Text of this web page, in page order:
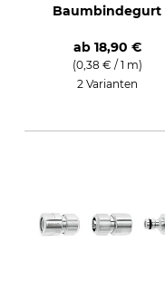
Baumbindegurt
ab 18,90 €
(0,38 € / 1 m)
2 Varianten